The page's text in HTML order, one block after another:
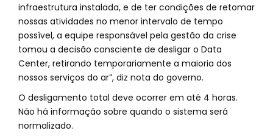
infraestrutura instalada, e de ter condições de retomar
nossas atividades no menor intervalo de tempo
possível, a equipe responsável pela gestão da crise
tomou a decisão consciente de desligar o Data
Center, retirando temporariamente a maioria dos
nossos serviços do ar”, diz nota do governo.
O desligamento total deve ocorrer em até 4 horas.
Não há informação sobre quando o sistema será
normalizado.